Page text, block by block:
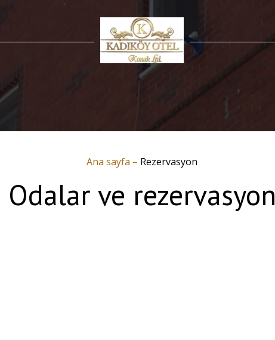
Ana sayfa – Rezervasyon
Odalar ve rezervasyon